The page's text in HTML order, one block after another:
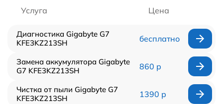
Услуга Цена
Диагностика Gigabyte G7
KFE3KZ213SH
бесплатно
Замена аккумулятора Gigabyte
G7 KFE3KZ213SH
860 р
Чистка от пыли Gigabyte G7
KFE3KZ213SH
1390 р